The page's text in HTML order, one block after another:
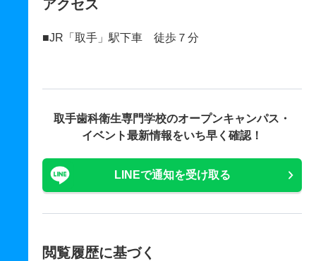
アクセス
■JR「取手」駅下車 徒歩７分
取手歯科衛生専門学校のオープンキャンパス・
イベント最新情報をいち早く確認！
LINEで通知を受け取る
閲覧履歴に基づく